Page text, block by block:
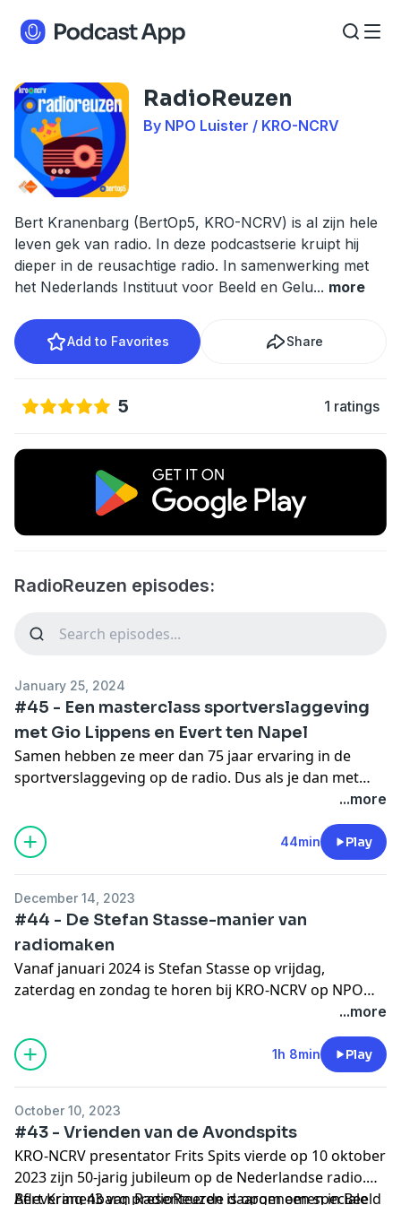
RadioReuzen
By NPO Luister / KRO-NCRV
Bert Kranenbarg (BertOp5, KRO-NCRV) is al zijn hele
leven gek van radio. In deze podcastserie kruipt hij
dieper in de reusachtige radio. In samenwerking met
het Nederlands Instituut voor Beeld en Gelu... more
Add to Favorites Share
5 1 ratings
RadioReuzen episodes:
January 25, 2024
#45 - Een masterclass sportverslaggeving
met Gio Lippens en Evert ten Napel
Samen hebben ze meer dan 75 jaar ervaring in de
sportverslaggeving op de radio. Dus als je dan met
alletwee aan tafel zit ontstaat er eigenlijk bijna vanzelf
een aflevering van RadioReuzen. Over wat je moet
doen als je sportcommentator wilt worden. Over hoe
ze zelf in het vak terechtgekomen zijn. En over eerst
sportverslaggeving door Gio Lippens en Evert ten
Napel.
...more
44min Play
December 14, 2023
#44 - De Stefan Stasse-manier van
radiomaken
Vanaf januari 2024 is Stefan Stasse op vrijdag,
zaterdag en zondag te horen bij KRO-NCRV op NPO
Radio 5 met een gloednieuw programma: hij is drie
keer per week onderweg voor zijn 'Magical Mystery
Tour'. Dat lijkt direct al een titel die hem op het lijf
geschreven is. Wat maakt Stefan Stasse uniek op de
maakt? Collega's leggen uit hoe hij werkt en Stefan
Stasse zelf reageert daar uitgebreid op.
...more
1h 8min Play
October 10, 2023
#43 - Vrienden van de Avondspits
KRO-NCRV presentator Frits Spits vierde op 10 oktober
2023 zijn 50-jarig jubileum op de Nederlandse radio.
Bert Kranenbarg presenteerde daarom een speciale
Aflevering 43 van RadioReuzen is opgenomen in Beeld